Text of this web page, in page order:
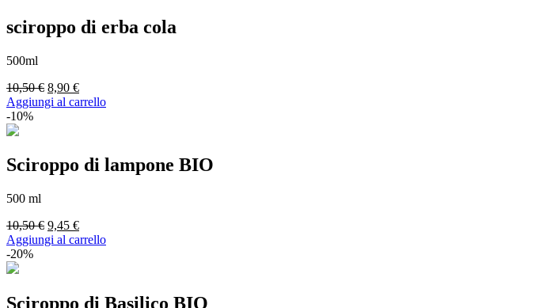
sciroppo di erba cola
500ml
10,50€ Il
prezzo
8,90 €Il
prezzo
Aggiungi al carrello
-10%
Sciroppo di lampone BIO
500 ml
10,50€ Il
prezzo
9,45 €Il
prezzo
Aggiungi al carrello
-20%
Sciroppo di Basilico BIO